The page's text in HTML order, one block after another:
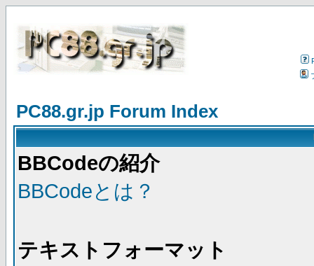
PC88.gr.jp Forum Index
BBCodeの紹介
BBCodeとは？
テキストフォーマット